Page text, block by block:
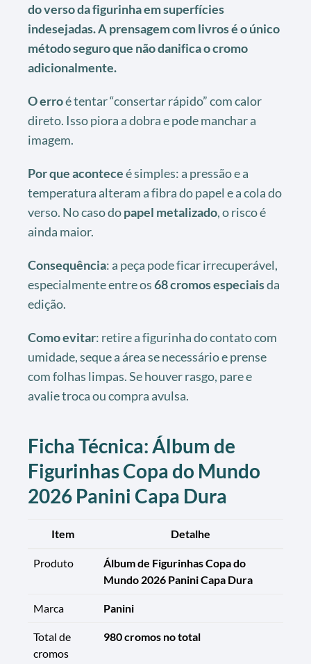
do verso da figurinha em superfícies
indesejadas. A prensagem com livros é o único
método seguro que não danifica o cromo
adicionalmente.
O erroé tentar “consertar rápido” com calor
direto. Isso piora a dobra e pode manchar a
imagem.
Por que aconteceé simples: a pressão e a
temperatura alteram a fibra do papel e a cola do
verso. No caso dopapel metalizado, o risco é
ainda maior.
Consequência: a peça pode ficar irrecuperável,
especialmente entre os68 cromos especiaisda
edição.
Como evitar: retire a figurinha do contato com
umidade, seque a área se necessário e prense
com folhas limpas. Se houver rasgo, pare e
avalie troca ou compra avulsa.
Ficha Técnica: Álbum de
Figurinhas Copa do Mundo
2026 Panini Capa Dura
Item Detalhe
Produto
Álbum de Figurinhas Copa do
Mundo 2026 Panini Capa Dura
Marca Panini
Total de
cromos
980 cromos no total